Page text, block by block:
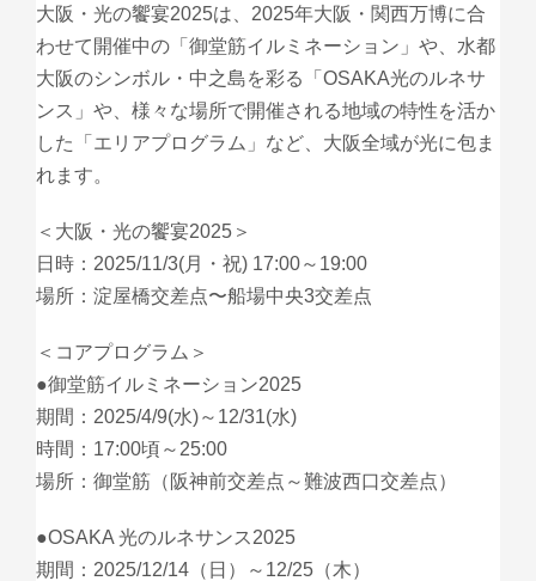
大阪・光の饗宴2025は、2025年大阪・関西万博に合
わせて開催中の「御堂筋イルミネーション」や、水都
大阪のシンボル・中之島を彩る「OSAKA光のルネサ
ンス」や、様々な場所で開催される地域の特性を活か
した「エリアプログラム」など、大阪全域が光に包ま
れます。
＜大阪・光の饗宴2025＞
日時：2025/11/3(月・祝) 17:00～19:00
場所：淀屋橋交差点〜船場中央3交差点
＜コアプログラム＞
●御堂筋イルミネーション2025
期間：2025/4/9(水)～12/31(水)
時間：17:00頃～25:00
場所：御堂筋（阪神前交差点～難波西口交差点）
●OSAKA 光のルネサンス2025
期間：2025/12/14（日）～12/25（木）